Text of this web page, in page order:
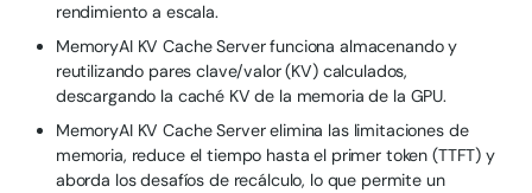
rendimiento a escala.
MemoryAI KV Cache Server funciona almacenando y
reutilizando pares clave/valor (KV) calculados,
descargando la caché KV de la memoria de la GPU.
MemoryAI KV Cache Server elimina las limitaciones de
memoria, reduce el tiempo hasta el primer token (TTFT) y
aborda los desafíos de recálculo, lo que permite un